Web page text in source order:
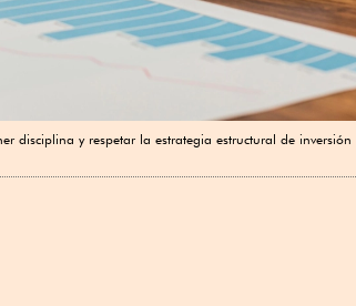
disciplina y respetar la estrategia estructural de